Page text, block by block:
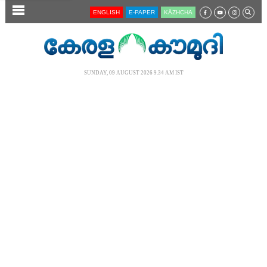
SECTIONS ENGLISH E-PAPER KĀZHCHA
SUNDAY, 09 AUGUST 2026 9.34 AM IST